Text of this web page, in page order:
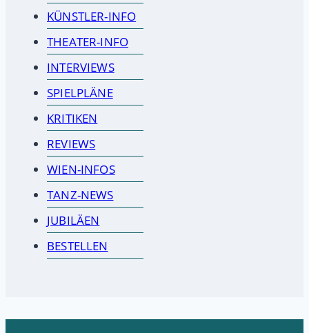
KÜNSTLER-INFO
THEATER-INFO
INTERVIEWS
SPIELPLÄNE
KRITIKEN
REVIEWS
WIEN-INFOS
TANZ-NEWS
JUBILÄEN
BESTELLEN